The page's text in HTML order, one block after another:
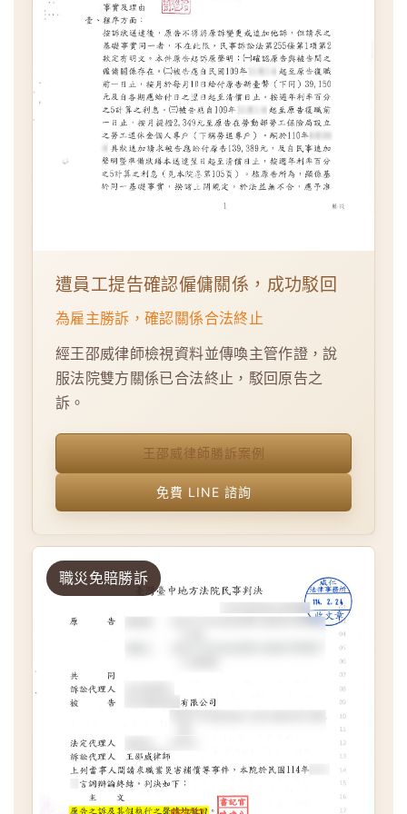
遭員工提告確認僱傭關係，成功駁回
為雇主勝訴，確認關係合法終止
經王邵威律師檢視資料並傳喚主管作證，說
服法院雙方關係已合法終止，駁回原告之
訴。
王邵威律師勝訴案例
免費 LINE 諮詢
職災免賠勝訴